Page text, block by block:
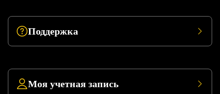
Поддержка
Моя учетная запись